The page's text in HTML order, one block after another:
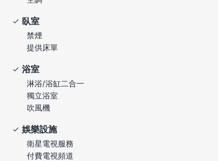
臥室
禁煙
提供床單
浴室
淋浴/浴缸二合一
獨立浴室
吹風機
娛樂設施
衛星電視服務
付費電視頻道